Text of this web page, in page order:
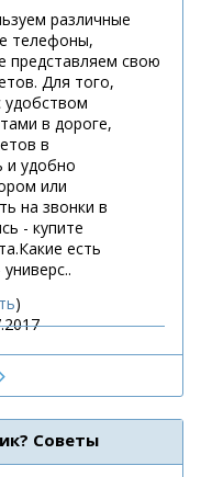
различные
телефоны,
свою
Для того,
удобством
в дороге,
в
и удобно
или
на звонки в
- купите
есть
)
Советы